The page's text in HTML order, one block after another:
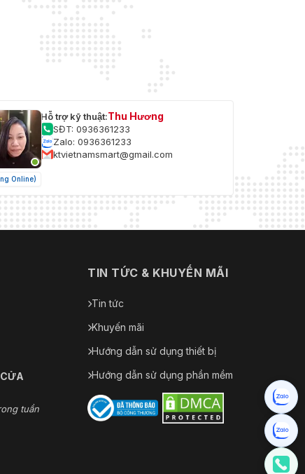
Online)
Hỗ trợ kỹ thuật:Thu Hương
SĐT: 0936361233
Zalo: 0936361233
ktvietnamsmart@gmail.com
tuần
TIN TỨC & KHUYẾN MÃI
Tin tức
Khuyến mãi
Hướng dẫn sử dụng thiết bị
Hướng dẫn sử dụng phần mềm